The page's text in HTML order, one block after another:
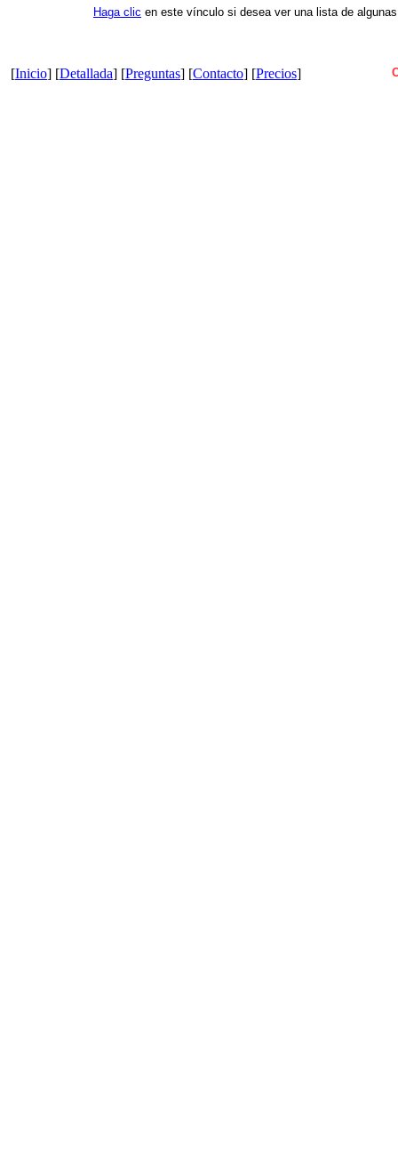
Haga clic en este vínculo si desea ver una lista de
[Inicio] [Detallada] [Preguntas] [Contacto] [Precios]